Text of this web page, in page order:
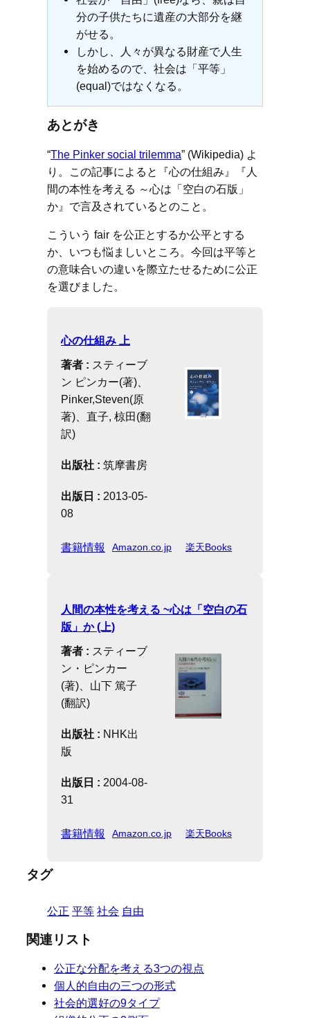
分の子供たちに遺産の大部分を継
がせる。
しかし、人々が異なる財産で人生
を始めるので、社会は「平等」
(equal)ではなくなる。
あとがき
“The Pinker social trilemma” (Wikipedia) よ
り。この記事によると『心の仕組み』『人
間の本性を考える ～心は「空白の石版」
か』で言及されているとのこと。
こういう fair を公正とするか公平とする
か、いつも悩ましいところ。今回は平等と
の意味合いの違いを際立たせるために公正
を選びました。
心の仕組み 上
著者 : スティーブ
ン ピンカー(著)、
Pinker,Steven(原
著)、直子, 椋田(翻
訳)
出版社 : 筑摩書房
出版日 : 2013-05-
08
書籍情報 Amazon.co.jp 楽天Books
人間の本性を考える ~心は「空白の石
版」か (上)
著者 : スティーブ
ン・ピンカー
(著)、山下 篤子
(翻訳)
出版社 : NHK出
版
出版日 : 2004-08-
31
書籍情報 Amazon.co.jp 楽天Books
タグ
公正 平等 社会 自由
関連リスト
公正な分配を考える3つの視点
個人的自由の三つの形式
社会的選好の9タイプ